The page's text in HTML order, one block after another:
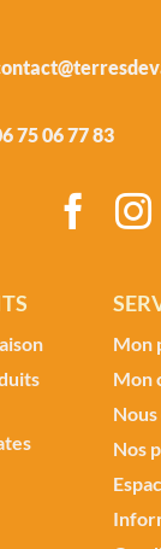
75 06 77 83
Mon
Mon
Nos